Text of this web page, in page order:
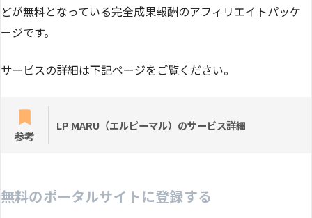
どが無料となっている完全成果報酬のアフィリエイトパッケ
ージです。
サービスの詳細は下記ページをご覧ください。
参考
LP MARU（エルピーマル）のサービス詳細
無料のポータルサイトに登録する